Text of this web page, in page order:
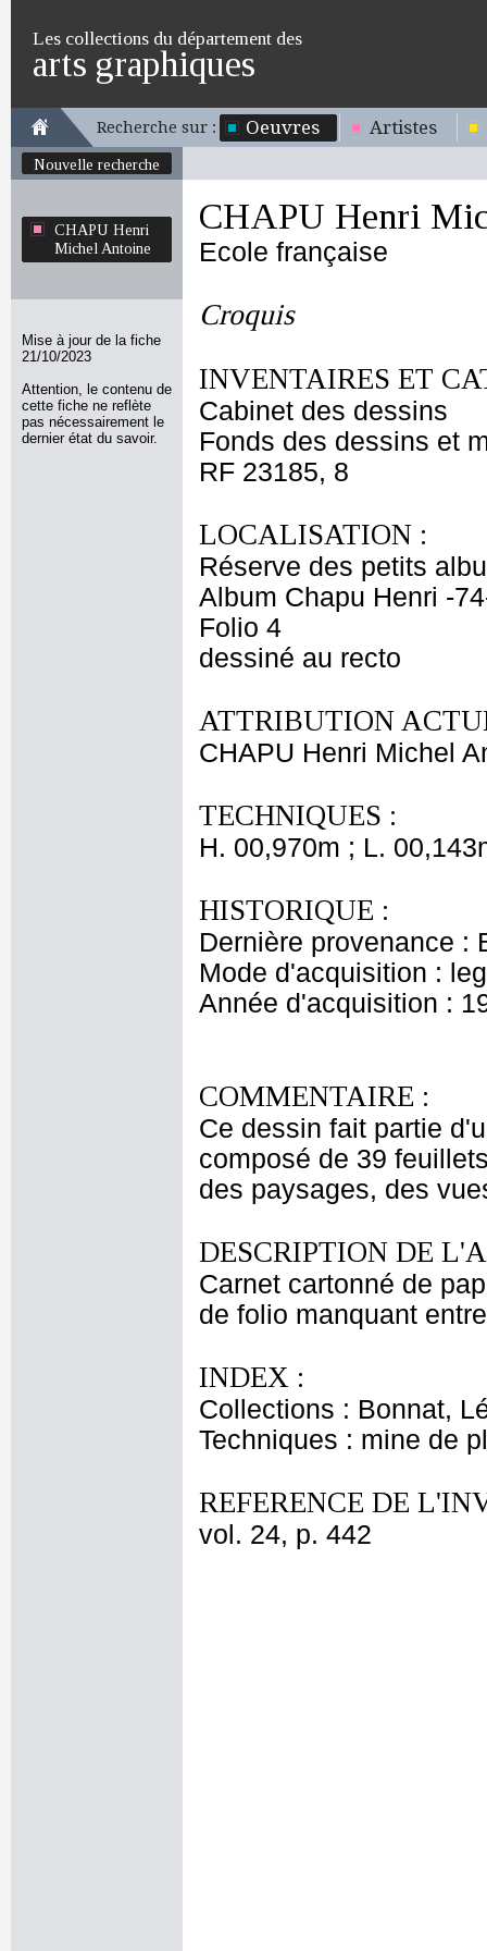
Les collections du département des
arts graphiques
Recherche sur : Oeuvres Artistes
Nouvelle recherche
CHAPU Henri
Michel Antoine
Mise à jour de la fiche
21/10/2023
Attention, le contenu de
cette fiche ne reflète
pas nécessairement le
dernier état du savoir.
CHAPU Henri
Ecole française
Croquis
INVENTAIRES ET
Cabinet des dessins
Fonds des dessins et
RF 23185, 8
LOCALISATION :
Réserve des petits
Album Chapu Henri -
Folio 4
dessiné au recto
ATTRIBUTION
CHAPU Henri Michel
TECHNIQUES :
H. 00,970m ; L.
HISTORIQUE :
Dernière provenance :
Mode d'acquisition :
Année d'acquisition :
COMMENTAIRE :
Ce dessin fait partie
composé de 39
des paysages, des
DESCRIPTION DE
Carnet cartonné de
de folio manquant
INDEX :
Collections : Bonnat,
Techniques : mine de
REFERENCE DE
vol. 24, p. 442